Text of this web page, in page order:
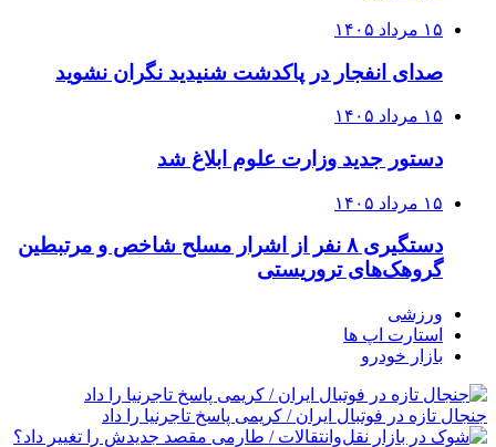
۱۵ مرداد ۱۴۰۵
صدای انفجار در پاکدشت شنیدید نگران نشوید
۱۵ مرداد ۱۴۰۵
دستور جدید وزارت علوم ابلاغ شد
۱۵ مرداد ۱۴۰۵
دستگیری ۸ نفر از اشرار مسلح شاخص و مرتبطین
گروهک‌های تروریستی
ورزشی
استارت اپ ها
بازار خودرو
جنجال تازه در فوتبال ایران / کریمی پاسخ تاجرنیا را داد